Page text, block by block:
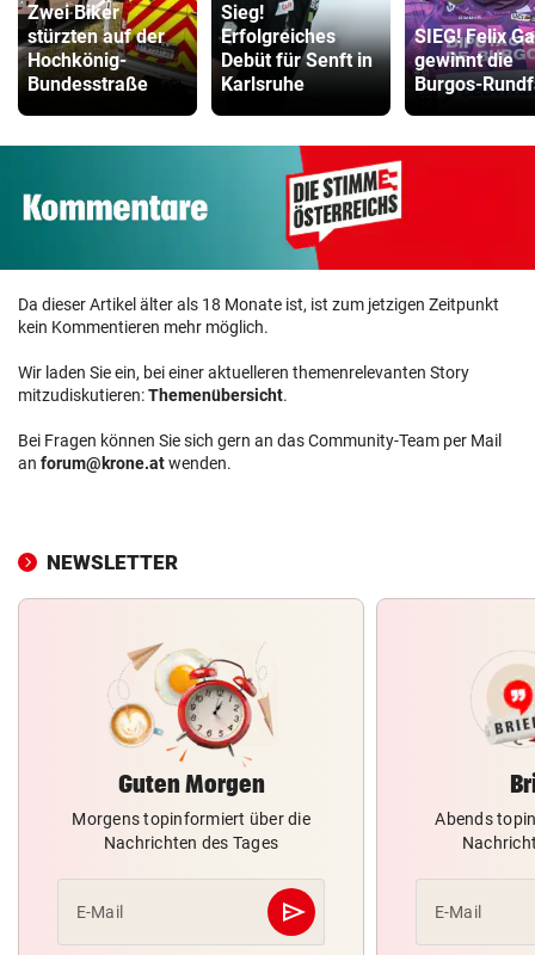
Zwei Biker
stürzten auf der
Hochkönig-
Bundesstraße
Sieg!
Erfolgreiches
Debüt für Senft in
Karlsruhe
SIEG! Felix
gewinnt die
Burgos-
Da dieser Artikel älter als 18 Monate ist, ist zum jetzigen Zeitpunkt
kein Kommentieren mehr möglich.
Wir laden Sie ein, bei einer aktuelleren themenrelevanten Story
mitzudiskutieren:Themenübersicht.
Bei Fragen können Sie sich gern an das Community-Team per Mail
an forum@krone.atwenden.
NEWSLETTER
Guten Morgen
Morgens topinformiert über die
Nachrichten des Tages
E-Mail send
Abschicken
Abends
E-Mail